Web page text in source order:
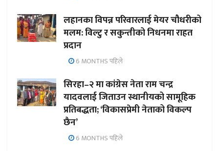
लहानका विपन्न परिवारलाई मेयर चौधरीको
मलम: विल्टु र सकुन्तीको निधनमा राहत
प्रदान
6 MONTHS पहिले
सिरहा–२ मा कांग्रेस नेता राम चन्द्र
यादवलाई जिताउन स्थानीयको सामूहिक
प्रतिबद्धता; ‘विकासप्रेमी नेताको विकल्प
छैन’
6 MONTHS पहिले